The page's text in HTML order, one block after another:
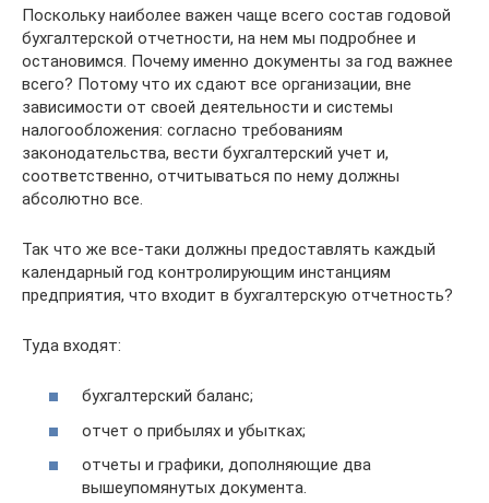
Поскольку наиболее важен чаще всего состав годовой
бухгалтерской отчетности, на нем мы подробнее и
остановимся. Почему именно документы за год важнее
всего? Потому что их сдают все организации, вне
зависимости от своей деятельности и системы
налогообложения: согласно требованиям
законодательства, вести бухгалтерский учет и,
соответственно, отчитываться по нему должны
абсолютно все.
Так что же все-таки должны предоставлять каждый
календарный год контролирующим инстанциям
предприятия, что входит в бухгалтерскую отчетность?
Туда входят:
бухгалтерский баланс;
отчет о прибылях и убытках;
отчеты и графики, дополняющие два
вышеупомянутых документа.